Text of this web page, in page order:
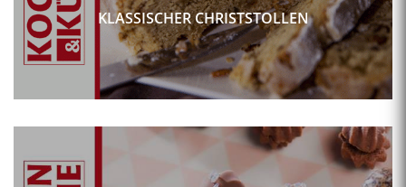
KLASSISCHER CHRISTSTOLLEN